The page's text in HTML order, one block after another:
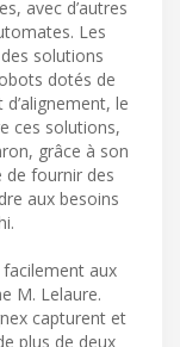
avec d’autres
Les
solutions
dotés de
le
ces solutions,
grâce à son
de fournir des
aux besoins
aux
M. Lelaure.
capturent et
plus de deux